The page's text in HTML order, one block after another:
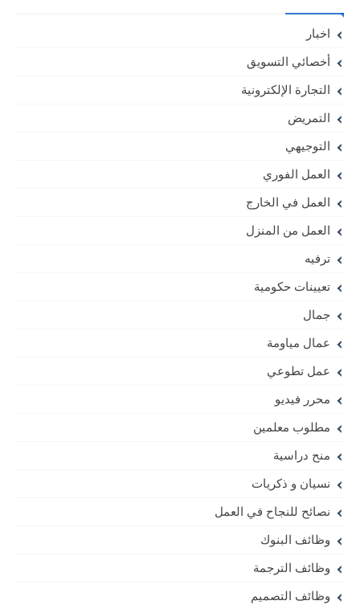
اخبار
أخصائي التسويق
التجارة الإلكترونية
التمريض
التوجيهي
العمل الفوري
العمل في الخارج
العمل من المنزل
ترفيه
تعيينات حكومية
جمال
عمال مياومة
عمل تطوعي
محرر فيديو
مطلوب معلمين
منح دراسية
نسيان و ذكريات
نصائح للنجاح في العمل
وظائف البنوك
وظائف الترجمة
وظائف التصميم